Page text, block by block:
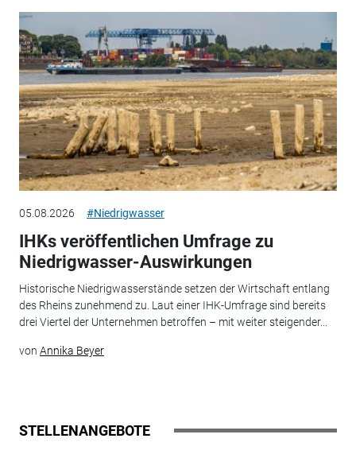
05.08.2026 #Niedrigwasser
IHKs veröffentlichen Umfrage zu
Niedrigwasser-Auswirkungen
Historische Niedrigwasserstände setzen der Wirtschaft entlang
des Rheins zunehmend zu. Laut einer IHK-Umfrage sind bereits
drei Viertel der Unternehmen betroffen – mit weiter steigender...
von Annika Beyer
STELLENANGEBOTE